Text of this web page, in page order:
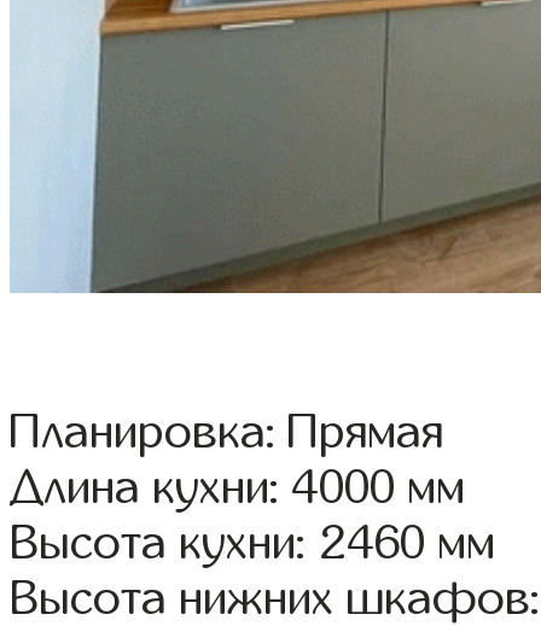
Планировка: Прямая
Длина кухни: 4000 мм
Высота кухни: 2460 мм
Высота нижних